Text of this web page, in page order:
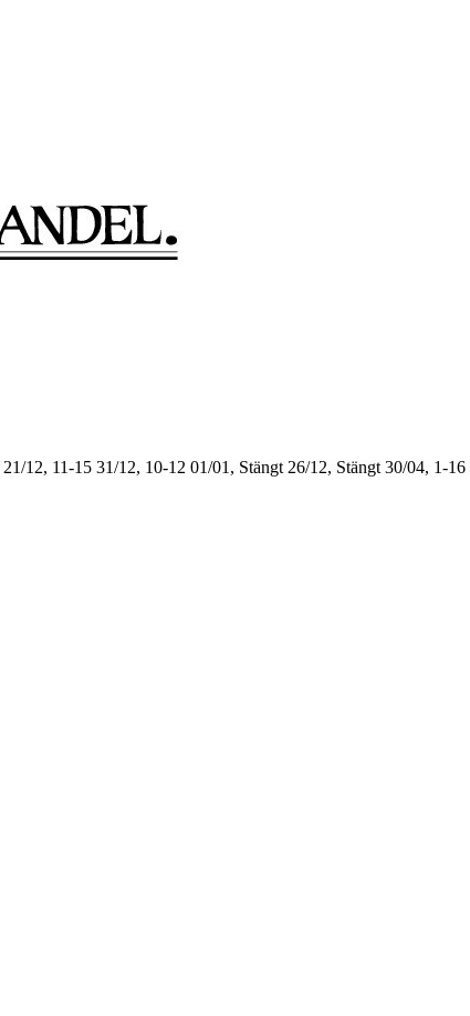
21/12, 11-15 31/12, 10-12 01/01, Stängt 26/12, Stängt 30/04, 1-16